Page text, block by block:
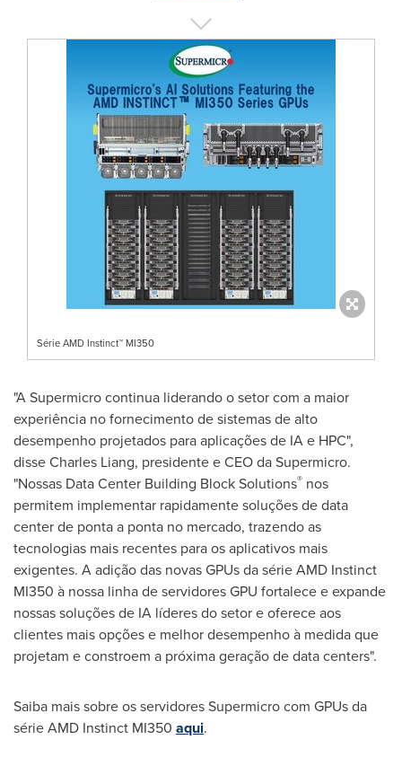
Série AMD Instinct™ MI350
"A Supermicro continua liderando o setor com a maior
experiência no fornecimento de sistemas de alto
desempenho projetados para aplicações de IA e HPC",
disseCharles Liang, presidente e CEO da Supermicro.
"Nossas Data Center Building Block Solutions® nos
permitem implementar rapidamente soluções de data
center de ponta a ponta no mercado, trazendo as
tecnologias mais recentes para os aplicativos mais
exigentes. A adição das novas GPUs da série AMD Instinct
MI350 à nossa linha de servidores GPU fortalece e expande
nossas soluções de IA líderes do setor e oferece aos
clientes mais opções e melhor desempenho à medida que
projetam e constroem a próxima geração de data centers".
Saiba mais sobre os servidores Supermicro com GPUs da
série AMD Instinct MI350 aqui.